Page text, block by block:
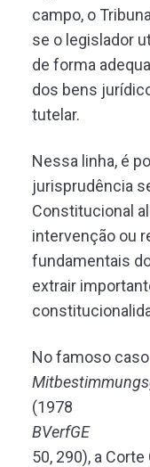
campo, o
se o legislador
de forma
dos bens
tutelar.
Nessa linha, é
jurisprudência
Constitucional
intervenção ou
fundamentais
extrair
No famoso caso
(1978
BVerfGE
50, 290), a